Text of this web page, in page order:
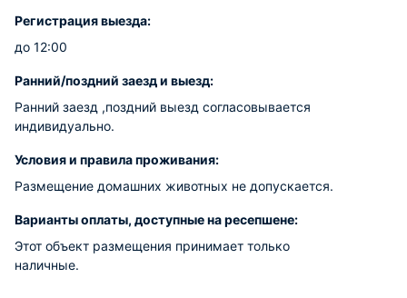
Регистрация выезда:
до 12:00
Ранний/поздний заезд и выезд:
Ранний заезд ,поздний выезд согласовывается
индивидуально.
Условия и правила проживания:
Размещение домашних животных не допускается.
Варианты оплаты, доступные на ресепшене:
Этот объект размещения принимает только
наличные.